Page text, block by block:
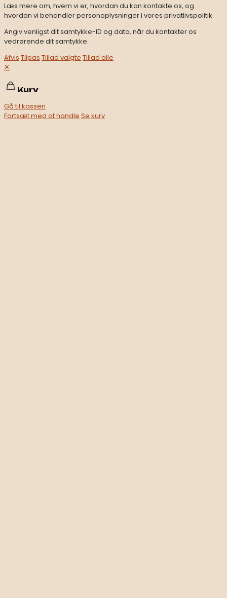
Læs mere om, hvem vi er, hvordan du kan kontakte os, og
hvordan vi behandler personoplysninger i vores privatlivspolitik.
Angiv venligst dit samtykke-ID og dato, når du kontakter os
vedrørende dit samtykke.
Afvis Tilpas Tillad valgte Tillad alle
✕
Kurv
Gå til kassen
Fortsæt med at handle Se kurv